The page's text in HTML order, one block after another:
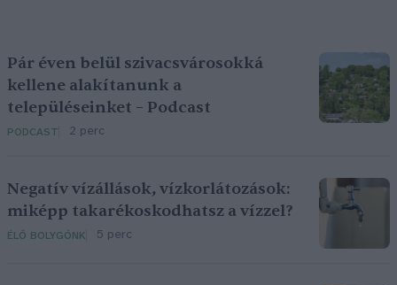
Pár éven belül szivacsvárosokká
kellene alakítanunk a
településeinket – Podcast
PODCAST 2 perc
Negatív vízállások, vízkorlátozások:
miképp takarékoskodhatsz a vízzel?
ÉLŐ BOLYGÓNK 5 perc